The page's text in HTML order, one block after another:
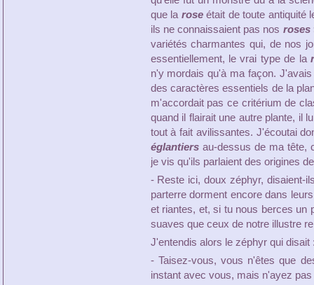
que la roseétait de toute antiquité
ils ne connaissaient pas nos roses
variétés charmantes qui, de nos
essentiellement, le vrai type de la
n'y mordais qu'à ma façon.
des caractères essentiels de la
m'accordait pas ce critérium de
quand il flairait une autre plante, il
tout à fait avilissantes. J'écoutai
églantiersau-dessus de ma tête,
je vis qu'ils parlaient des origines
- Reste ici, doux zéphyr, disaient-
parterre dorment encore dans
et riantes, et, si tu nous berces un
suaves que ceux de notre illustre
J'entendis alors le zéphyr qui disait
- Taisez-vous, vous n'êtes que
instant avec vous, mais n'ayez